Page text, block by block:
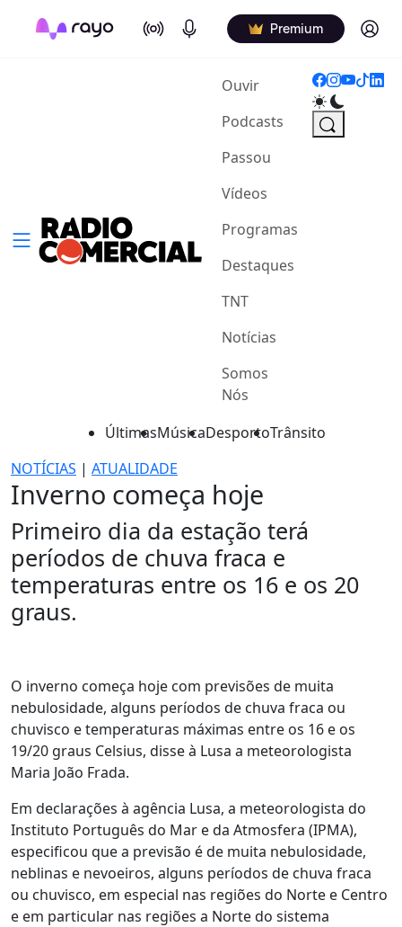
On Air Podcasts Premium Log in
Ouvir(current)
Podcasts
Passou
Vídeos
Programas
Destaques
TNT
Notícias
Somos
Nós
ÚltimasMúsicaDesportoTrânsito
NOTÍCIAS | ATUALIDADE
Inverno começa hoje
Primeiro dia da estação terá
períodos de chuva fraca e
temperaturas entre os 16 e os 20
graus.
O inverno começa hoje com previsões de muita
nebulosidade, alguns períodos de chuva fraca ou
chuvisco e temperaturas máximas entre os 16 e os
19/20 graus Celsius, disse à Lusa a meteorologista
Maria João Frada.
Em declarações à agência Lusa, a meteorologista do
Instituto Português do Mar e da Atmosfera (IPMA),
especificou que a previsão é de muita nebulosidade,
neblinas e nevoeiros, alguns períodos de chuva fraca
ou chuvisco, em especial nas regiões do Norte e Centro
e em particular nas regiões a Norte do sistema